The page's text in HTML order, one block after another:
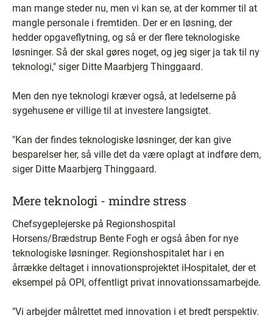
man mange steder nu, men vi kan se, at der kommer til at
mangle personale i fremtiden. Der er en løsning, der
hedder opgaveflytning, og så er der flere teknologiske
løsninger. Så der skal gøres noget, og jeg siger ja tak til ny
teknologi," siger Ditte Maarbjerg Thinggaard.
Men den nye teknologi kræver også, at ledelserne på
sygehusene er villige til at investere langsigtet.
"Kan der findes teknologiske løsninger, der kan give
besparelser her, så ville det da være oplagt at indføre dem,
siger Ditte Maarbjerg Thinggaard.
Mere teknologi - mindre stress
Chefsygeplejerske på Regionshospital
Horsens/Brædstrup Bente Fogh er også åben for nye
teknologiske løsninger. Regionshospitalet har i en
årrække deltaget i innovationsprojektet iHospitalet, der et
eksempel på OPI, offentligt privat innovationssamarbejde.
"Vi arbejder målrettet med innovation i et bredt perspektiv.